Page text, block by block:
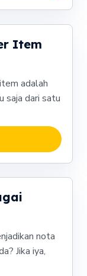
Item
adalah
saja dari satu
nota
Jika iya,